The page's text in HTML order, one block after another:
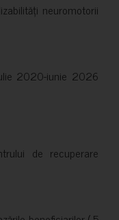
neuromotorii
2020-iunie 2026
de recuperare